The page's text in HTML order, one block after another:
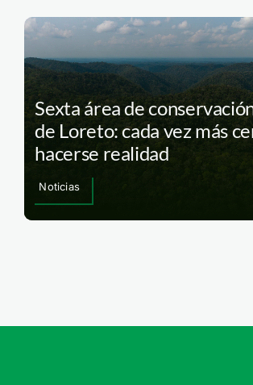
Sexta área de
de Loreto: cada vez más
hacerse realidad
Noticias